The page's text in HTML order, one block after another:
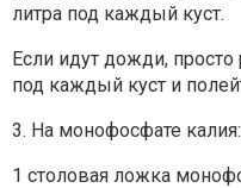
литра под каждый куст.
Если идут дожди, просто
под каждый куст и
3. На монофосфате калия:
1 столовая ложка